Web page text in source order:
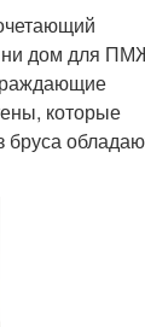
ни дом для
которые
бруса